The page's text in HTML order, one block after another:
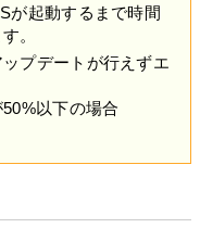
とがあります。本情報
はVAIOが本目的遂行の
って処理されます。そ
およびプライバシーに
住国の法律と同等でな
利が制限される場合が
を講じ、体制を維持す
ただし、VAIOは、かか
スや情報漏洩が生じな
が起動するまで時間
。
プデートが行えずエ
以下の場合